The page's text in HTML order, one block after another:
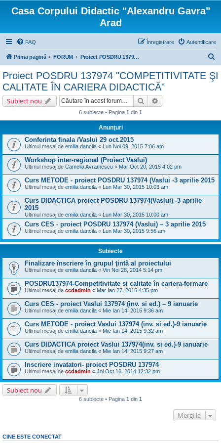
Casa Corpului Didactic "Alexandru Gavra"
Arad
FAQ Autentificare
Înregistrare
Prima pagină FORUM Proiect POSDRU 137974 "COMPETITIVITATE ŞI CALITATE ÎN CARIERA DIDACTICĂ"
u
Proiect POSDRU 137974 "COMPETITIVITATE ŞI
CALITATE ÎN CARIERA DIDACTICĂ"
Subiect nou Căutare
6 subiecte • Pagina 1 din 1
Anunţuri
Conferinta finala /Vaslui 29 oct.2015
Ultimul mesaj de emilia dancila « Lun Noi 09, 2015 7:06 am
Workshop inter-regional (Proiect Vaslui)
Ultimul mesaj de Camelia Avramescu « Mar Oct 20, 2015 4:02 pm
Curs METODE - proiect POSDRU 137974 (Vaslui -3 aprilie 2015
Ultimul mesaj de emilia dancila « Lun Mar 30, 2015 10:03 am
Curs DIDACTICA proiect POSDRU 137974(Vaslui) -3 aprilie
2015
Ultimul mesaj de emilia dancila « Lun Mar 30, 2015 10:00 am
Curs CES - proiect POSDRU 137974 (Vaslui) – 3 aprilie 2015
Ultimul mesaj de emilia dancila « Lun Mar 30, 2015 9:56 am
Subiecte
Finalizare înscriere în grupul ţintă al proiectului
Ultimul mesaj de emilia dancila « Vin Noi 28, 2014 5:14 pm
POSDRU137974-Competitivitate si calitate în cariera-formare
Ultimul mesaj de ccdadmin « Mar Ian 27, 2015 4:35 pm
Curs CES - proiect Vaslui 137974 (inv. si ed.) – 9 ianuarie
Ultimul mesaj de emilia dancila « Mie Ian 14, 2015 9:36 am
Curs METODE - proiect Vaslui 137974 (inv. si ed.)-9 ianuarie
Ultimul mesaj de emilia dancila « Mie Ian 14, 2015 9:32 am
Curs DIDACTICA proiect Vaslui 137974(inv. si ed.)-9 ianuarie
Ultimul mesaj de emilia dancila « Mie Ian 14, 2015 9:27 am
Inscriere invatatori- proiect POSDRU 137974
Ultimul mesaj de ccdadmin « Joi Oct 16, 2014 12:32 pm
Subiect nou
6 subiecte • Pagina 1 din 1
Mergi la
CINE ESTE CONECTAT